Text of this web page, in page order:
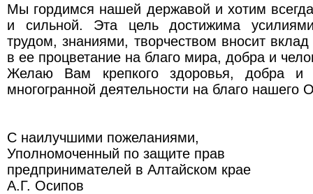
Мы гордимся нашей державой и хотим
и сильной. Эта цель достижима
трудом, знаниями, творчеством вносит
в ее процветание на благо мира, добра и
Желаю Вам крепкого здоровья, добра
многогранной деятельности на благо нашего
С наилучшими пожеланиями,
Уполномоченный по защите прав
предпринимателей в Алтайском крае
А.Г. Осипов